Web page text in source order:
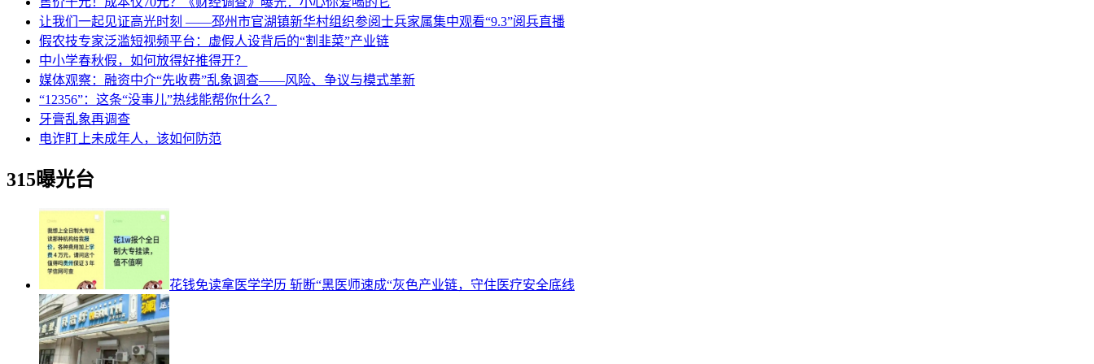
让我们一起见证高光时刻 ——邳州市官湖镇新华村组织参阅士兵家属集中观看“9.3”阅兵直播
假农技专家泛滥短视频平台：虚假人设背后的“割韭菜”产业链
中小学春秋假，如何放得好推得开？
媒体观察：融资中介“先收费”乱象调查——风险、争议与模式革新
“12356”：这条“没事儿”热线能帮你什么？
牙膏乱象再调查
电诈盯上未成年人，该如何防范
315曝光台
花钱免读拿医学学历 斩断“黑医师速成“灰色产业链，守住医疗安全底线